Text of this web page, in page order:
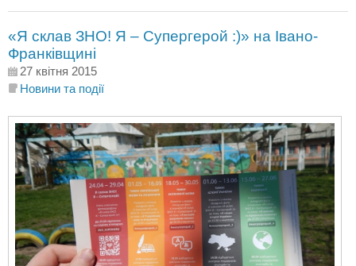
«Я склав ЗНО! Я – Супергерой :)» на Івано-
Франківщині
27 квітня 2015
Новини та події